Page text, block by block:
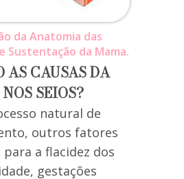
da Anatomia das
Sustentação da Mama.
AS CAUSAS DA
SEIOS?
natural de
outros fatores
a flacidez dos
gestações